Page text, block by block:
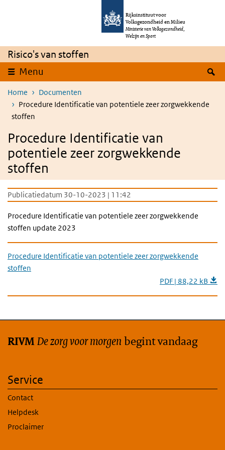
Overslaan en naar de inhoud gaan
Rijksinstituut voor
Volksgezondheid en Milieu
Ministerie van Volksgezondheid,
Welzijn en Sport
Risico's van stoffen
Menu
Home
Documenten
Procedure Identificatie van potentiele zeer zorgwekkende
stoffen
Procedure Identificatie van
potentiele zeer zorgwekkende
stoffen
Publicatiedatum 30-10-2023 | 11:42
Procedure Identificatie van potentiele zeer zorgwekkende
stoffen update 2023
Procedure Identificatie van potentiele zeer zorgwekkende
stoffen
PDF | 88,22 kB
RIVMDe zorg voor morgen begint vandaag
Service
Contact
Helpdesk
Proclaimer